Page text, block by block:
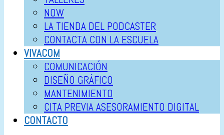
NOW
LA TIENDA DEL PODCASTER
CONTACTA CON LA ESCUELA
VIVACOM
COMUNICACIÓN
DISEÑO GRÁFICO
MANTENIMIENTO
CITA PREVIA ASESORAMIENTO DIGITAL
CONTACTO